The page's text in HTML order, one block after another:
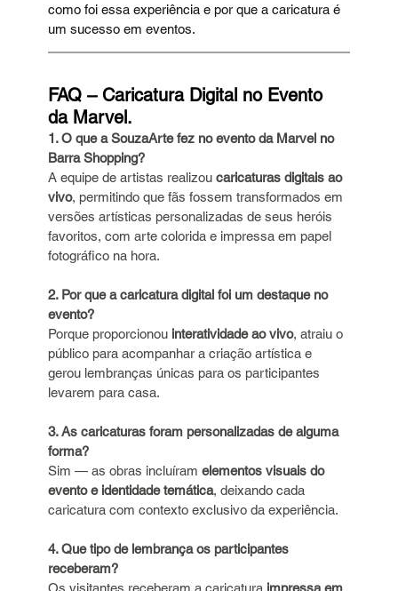
como foi essa experiência e por que a caricatura é
um sucesso em eventos.
FAQ – Caricatura Digital no Evento
da Marvel.
1. O que a SouzaArte fez no evento da Marvel no
Barra Shopping?
A equipe de artistas realizou caricaturas digitais ao
vivo, permitindo que fãs fossem transformados em
versões artísticas personalizadas de seus heróis
favoritos, com arte colorida e impressa em papel
fotográfico na hora.
2. Por que a caricatura digital foi um destaque no
evento?
Porque proporcionou interatividade ao vivo, atraiu o
público para acompanhar a criação artística e
gerou lembranças únicas para os participantes
levarem para casa.
3. As caricaturas foram personalizadas de alguma
forma?
Sim — as obras incluíram elementos visuais do
evento e identidade temática, deixando cada
caricatura com contexto exclusivo da experiência.
4. Que tipo de lembrança os participantes
receberam?
Os visitantes receberam a caricatura impressa em